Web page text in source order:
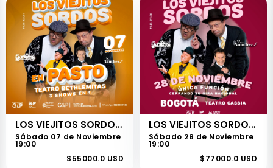
LOS VIEJITOS SORDOS - PASTO
Sábado 07 de Noviembre
19:00
$55000.0 USD
LOS VIEJITOS SORDOS - BOGOTÁ
Sábado 28 de Noviembre
19:00
$77000.0 USD